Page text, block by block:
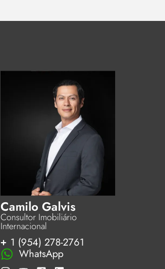
Camilo Galvis
Consultor Imobiliário
Internacional
1 (954) 278-2761
WhatsApp